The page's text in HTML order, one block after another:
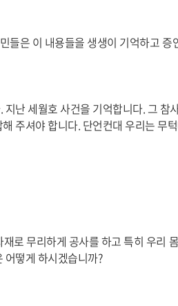
은 이 내용들을 생생이 기억하고 증
난 세월호 사건을 기억합니다. 그 참
주셔야 합니다. 단언컨대 우리는 무
로 무리하게 공사를 하고 특히 우리
어떻게 하시겠습니까?